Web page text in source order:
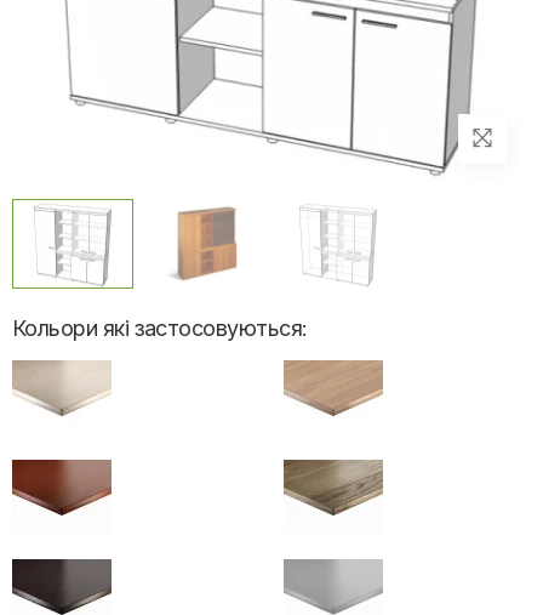
Кольори які застосовуються: